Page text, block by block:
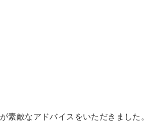
敵なアドバイスをいただきました。